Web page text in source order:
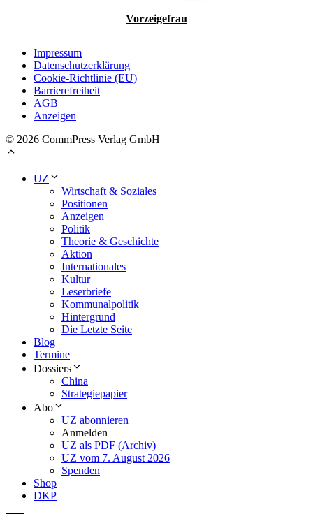
Vorzeigefrau
Impressum
Datenschutzerklärung
Cookie-Richtlinie (EU)
Barrierefreiheit
AGB
Anzeigen
© 2026 CommPress Verlag GmbH
UZ
Wirtschaft & Soziales
Positionen
Anzeigen
Politik
Theorie & Geschichte
Aktion
Internationales
Kultur
Leserbriefe
Kommunalpolitik
Hintergrund
Die Letzte Seite
Blog
Termine
Dossiers
China
Strategiepapier
Abo
UZ abonnieren
Anmelden
UZ als PDF (Archiv)
UZ vom 7. August 2026
Spenden
Shop
DKP